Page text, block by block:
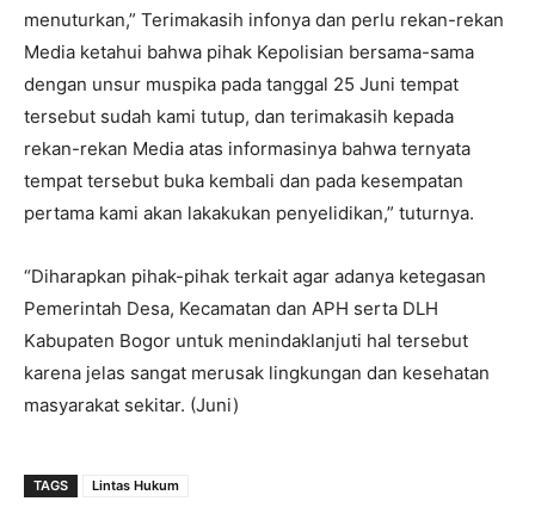
menuturkan,” Terimakasih infonya dan perlu rekan-rekan
Media ketahui bahwa pihak Kepolisian bersama-sama
dengan unsur muspika pada tanggal 25 Juni tempat
tersebut sudah kami tutup, dan terimakasih kepada
rekan-rekan Media atas informasinya bahwa ternyata
tempat tersebut buka kembali dan pada kesempatan
pertama kami akan lakakukan penyelidikan,” tuturnya.
“Diharapkan pihak-pihak terkait agar adanya ketegasan
Pemerintah Desa, Kecamatan dan APH serta DLH
Kabupaten Bogor untuk menindaklanjuti hal tersebut
karena jelas sangat merusak lingkungan dan kesehatan
masyarakat sekitar. (Juni)
TAGS Lintas Hukum